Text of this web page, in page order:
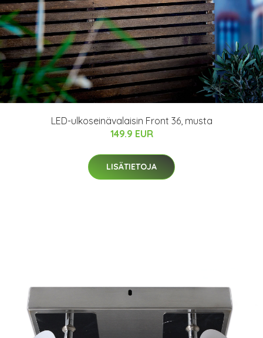
LED-ulkoseinävalaisin Front 36, musta
149.9 EUR
LISÄTIETOJA